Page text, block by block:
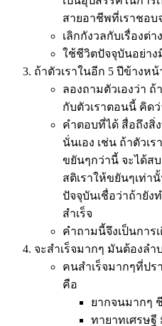
สายอาชีพที่เราชอบ
เลิกกังวลกับเรื่องต่า
ใช้ชีวิตปัจจุบันอย่า
ถ้าตัวเราในอีก 5 ปีข้างห
ลองถามตัวเองว่า ถ้
กับตัวเราตอนนี้ คิดว่
คำตอบที่ได้ สื่อถึงสิ่
นั่นเอง เช่น ถ้าตัวเ
ขยันๆกว่านี้ จะได้ส
สติเราให้ขยันๆเท่า
ปัจจุบันเชื่อว่าถ้ายัง
สำเร็จ
คำถามนี้จึงเป็นการ
จะสำเร็จมากๆ มันต้องล
คนสำเร็จมากๆที่ป
คือ
ยากจนมากๆ
ทายาทเศรษฐี